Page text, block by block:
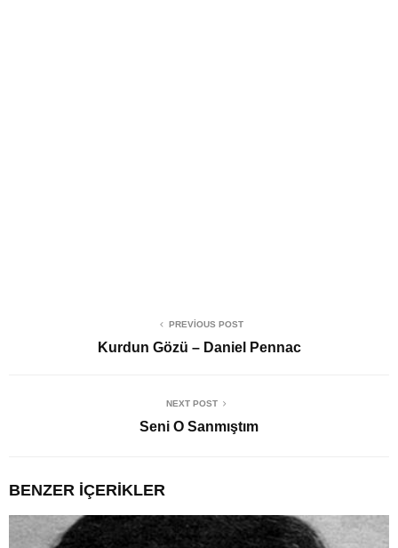
PREVIOUS POST
Kurdun Gözü – Daniel Pennac
NEXT POST
Seni O Sanmıştım
BENZER İÇERIKLER